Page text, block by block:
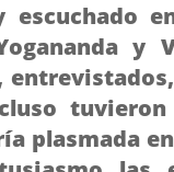
y
plasmada